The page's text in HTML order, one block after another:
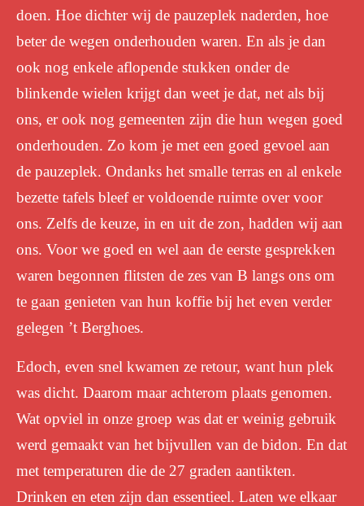
doen. Hoe dichter wij de pauzeplek naderden, hoe
beter de wegen onderhouden waren. En als je dan
ook nog enkele aflopende stukken onder de
blinkende wielen krijgt dan weet je dat, net als bij
ons, er ook nog gemeenten zijn die hun wegen goed
onderhouden. Zo kom je met een goed gevoel aan
de pauzeplek. Ondanks het smalle terras en al enkele
bezette tafels bleef er voldoende ruimte over voor
ons. Zelfs de keuze, in en uit de zon, hadden wij aan
ons. Voor we goed en wel aan de eerste gesprekken
waren begonnen flitsten de zes van B langs ons om
te gaan genieten van hun koffie bij het even verder
gelegen ’t Berghoes.
Edoch, even snel kwamen ze retour, want hun plek
was dicht. Daarom maar achterom plaats genomen.
Wat opviel in onze groep was dat er weinig gebruik
werd gemaakt van het bijvullen van de bidon. En dat
met temperaturen die de 27 graden aantikten.
Drinken en eten zijn dan essentieel. Laten we elkaar